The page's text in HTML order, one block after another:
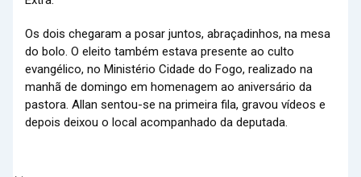
Os dois chegaram a posar juntos, abraçadinhos, na mesa
do bolo. O eleito também estava presente ao culto
evangélico, no Ministério Cidade do Fogo, realizado na
manhã de domingo em homenagem ao aniversário da
pastora. Allan sentou-se na primeira fila, gravou vídeos e
depois deixou o local acompanhado da deputada.